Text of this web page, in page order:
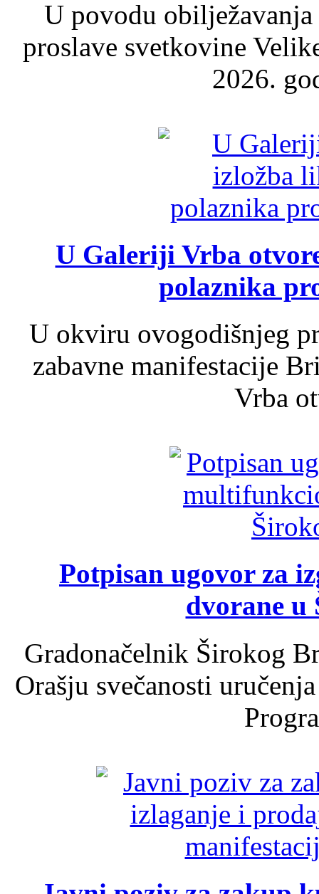
U povodu
proslave svetkovine
2026.
U Galeriji Vrba
polaznika
U okviru ovogodišnjeg
zabavne manifestacije
Vrba
Potpisan ugovor za
dvorane u
Gradonačelnik Širokog
Orašju svečanosti